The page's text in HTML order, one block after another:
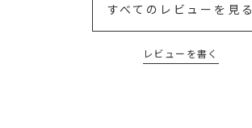
すべてのレビューを見る
レビューを書く